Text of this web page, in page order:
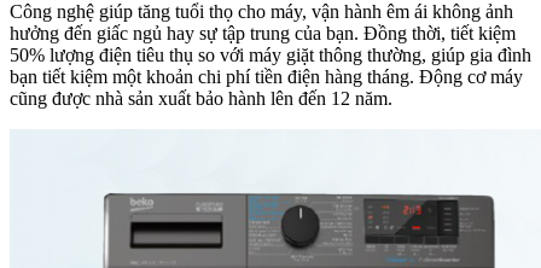
Công nghệ giúp tăng tuổi thọ cho máy, vận hành êm ái không ảnh
hưởng đến giấc ngủ hay sự tập trung của bạn. Đồng thời, tiết kiệm
50% lượng điện tiêu thụ so với máy giặt thông thường, giúp gia đình
bạn tiết kiệm một khoản chi phí tiền điện hàng tháng. Động cơ máy
cũng được nhà sản xuất bảo hành lên đến 12 năm.